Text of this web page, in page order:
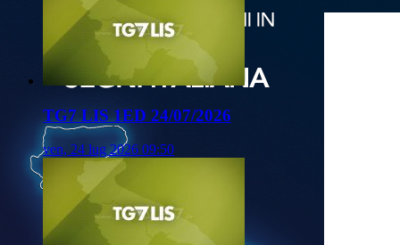
TG7 LIS 1ED 24/07/2026
ven, 24 lug 2026 09:50